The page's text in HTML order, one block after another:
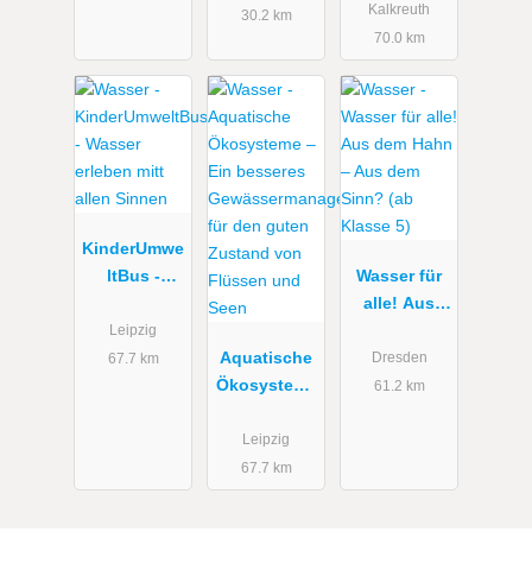
her Moore”
30.2 km
Kalkreuth
70.0 km
KinderUmwe
ltBus -
erleben mitt
allen Sinnen
Leipzig
67.7 km
Aquatische
Ökosysteme
besseres
Gewässerma
nagement
Leipzig
67.7 km
Wasser für
alle! Aus
Aus dem
Sinn? (ab
Dresden
61.2 km